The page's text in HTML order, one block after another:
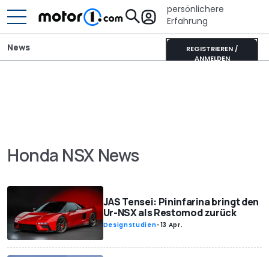
persönlichere
Erfahrung
REGISTRIEREN /
ANMELDEN
News
Honda NSX News
JAS Tensei: Pininfarina bringt den
Ur-NSX als Restomod zurück
Designstudien-13 Apr.